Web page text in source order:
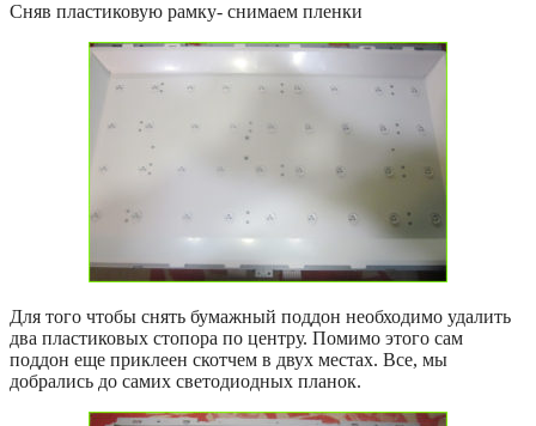
Сняв пластиковую рамку- снимаем пленки
Для того чтобы снять бумажный поддон необходимо удалить
два пластиковых стопора по центру. Помимо этого сам
поддон еще приклеен скотчем в двух местах. Все, мы
добрались до самих светодиодных планок.